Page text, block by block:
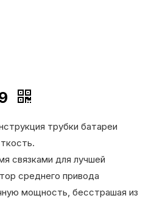
трубки батареи
связками для лучшей
среднего привода
мощность, бесстрашая из